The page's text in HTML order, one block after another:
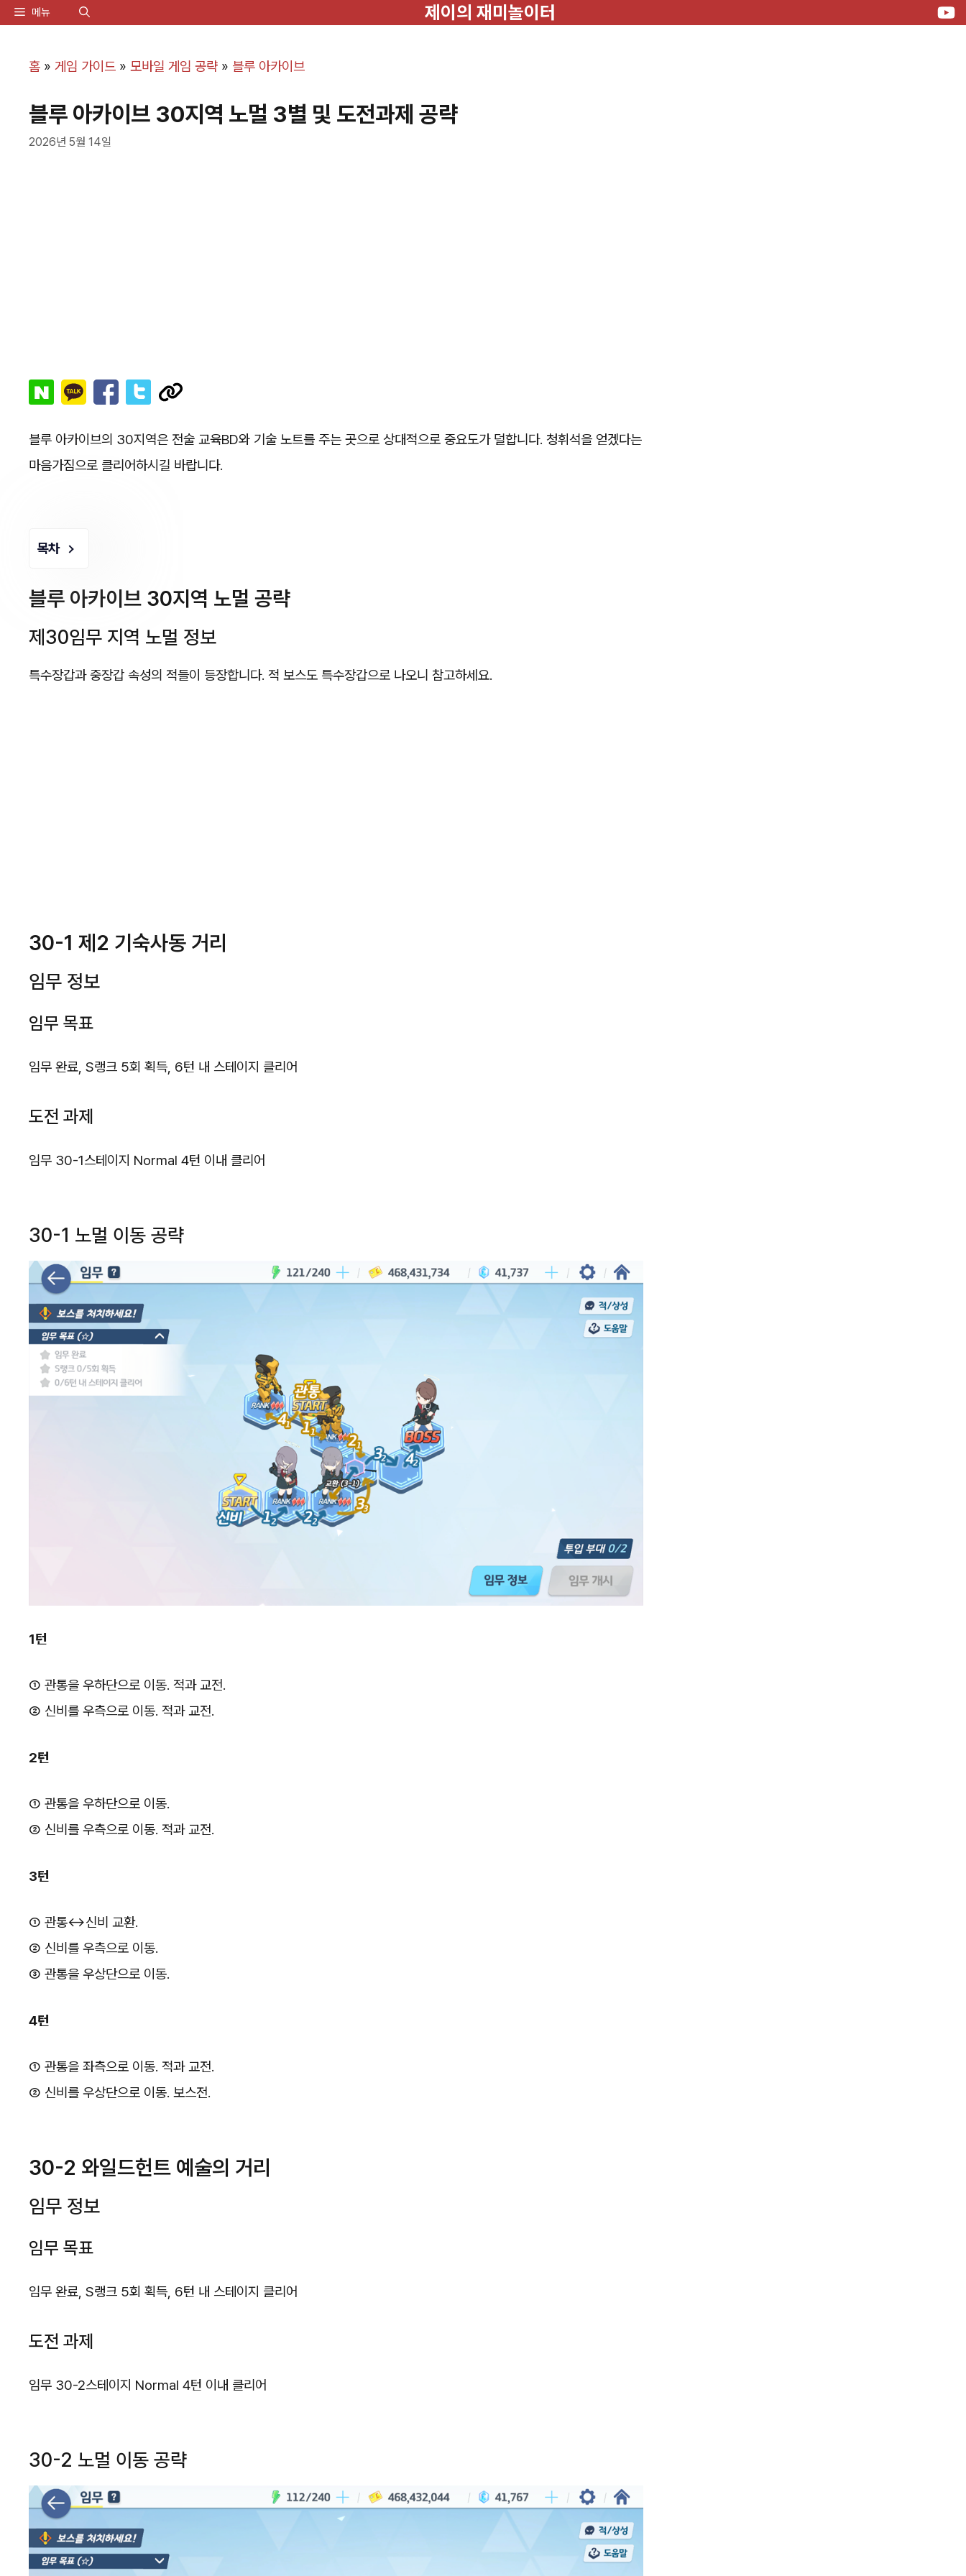
제이의 재미놀이터
메뉴
홈 » 게임 가이드 » 모바일 게임 공략 » 블루 아카이브
블루 아카이브 30지역 노멀 3별 및 도전과제 공략
2026년 5월 14일
블루 아카이브의 30지역은 전술 교육BD와 기술 노트를 주는 곳으로 상대적으로 중요도가 덜합니다. 청휘석을 얻겠다는
마음가짐으로 클리어하시길 바랍니다.
목차
블루 아카이브 30지역 노멀 공략
제30임무 지역 노멀 정보
특수장갑과 중장갑 속성의 적들이 등장합니다. 적 보스도 특수장갑으로 나오니 참고하세요.
30-1 제2 기숙사동 거리
임무 정보
임무 목표
임무 완료, S랭크 5회 획득, 6턴 내 스테이지 클리어
도전 과제
임무 30-1스테이지 Normal 4턴 이내 클리어
30-1 노멀 이동 공략
1턴
① 관통을 우하단으로 이동. 적과 교전.
② 신비를 우측으로 이동. 적과 교전.
2턴
① 관통을 우하단으로 이동.
② 신비를 우측으로 이동. 적과 교전.
3턴
① 관통↔신비 교환.
② 신비를 우측으로 이동.
③ 관통을 우상단으로 이동.
4턴
① 관통을 좌측으로 이동. 적과 교전.
② 신비를 우상단으로 이동. 보스전.
30-2 와일드헌트 예술의 거리
임무 정보
임무 목표
임무 완료, S랭크 5회 획득, 6턴 내 스테이지 클리어
도전 과제
임무 30-2스테이지 Normal 4턴 이내 클리어
30-2 노멀 이동 공략